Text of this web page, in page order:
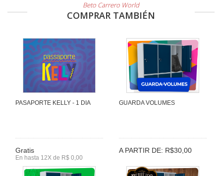
Beto Carrero World
COMPRAR TAMBIÉN
PASAPORTE KELLY - 1 DIA
Gratis
En hasta 12X de R$ 0,00
GUARDA VOLUMES
A PARTIR DE: R$30,00